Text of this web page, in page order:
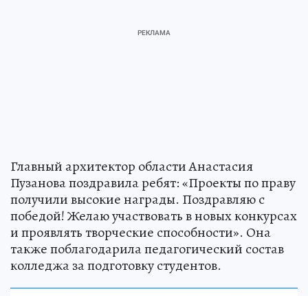
Главный архитектор области Анастасия
Пузанова поздравила ребят: «Проекты по праву
получили высокие награды. Поздравляю с
победой! Желаю участвовать в новых конкурсах
и проявлять творческие способности». Она
также поблагодарила педагогический состав
колледжа за подготовку студентов.